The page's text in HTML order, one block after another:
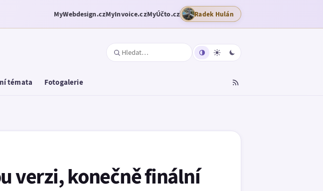
MyWebdesign.czMyInvoice.czMyÚčto.cz Radek Hulán
témata Fotogalerie
verzi, konečně finální